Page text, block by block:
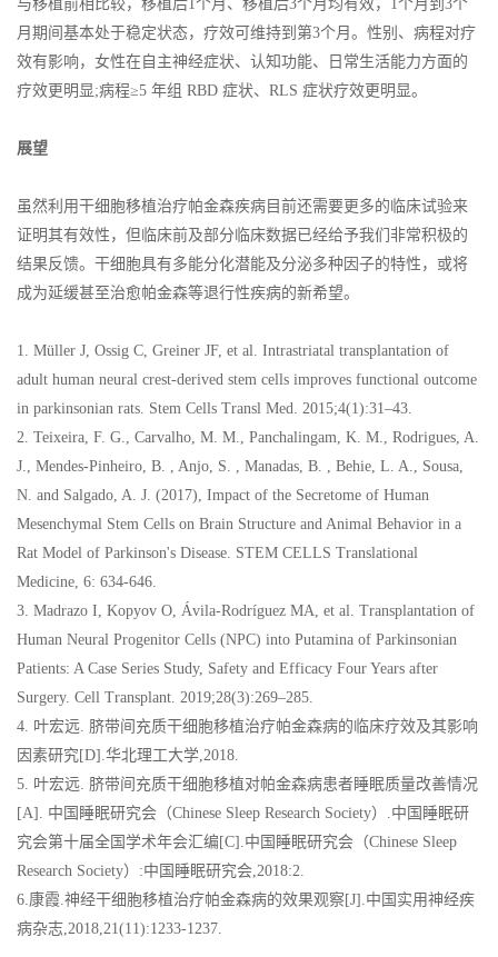
与移植前相比较，移植后1个月、移植后3个月均有效，1个月到3个
月期间基本处于稳定状态，疗效可维持到第3个月。性别、病程对疗
效有影响，女性在自主神经症状、认知功能、日常生活能力方面的
疗效更明显;病程≥5 年组 RBD 症状、RLS 症状疗效更明显。
展望
虽然利用干细胞移植治疗帕金森疾病目前还需要更多的临床试验来
证明其有效性，但临床前及部分临床数据已经给予我们非常积极的
结果反馈。干细胞具有多能分化潜能及分泌多种因子的特性，或将
成为延缓甚至治愈帕金森等退行性疾病的新希望。
1. Müller J, Ossig C, Greiner JF, et al. Intrastriatal transplantation of
adult human neural crest-derived stem cells improves functional outcome
in parkinsonian rats. Stem Cells Transl Med. 2015;4(1):31–43.
2. Teixeira, F. G., Carvalho, M. M., Panchalingam, K. M., Rodrigues, A.
J., Mendes‐Pinheiro, B. , Anjo, S. , Manadas, B. , Behie, L. A., Sousa,
N. and Salgado, A. J. (2017), Impact of the Secretome of Human
Mesenchymal Stem Cells on Brain Structure and Animal Behavior in a
Rat Model of Parkinson's Disease. STEM CELLS Translational
Medicine, 6: 634-646.
3. Madrazo I, Kopyov O, Ávila-Rodríguez MA, et al. Transplantation of
Human Neural Progenitor Cells (NPC) into Putamina of Parkinsonian
Patients: A Case Series Study, Safety and Efficacy Four Years after
Surgery. Cell Transplant. 2019;28(3):269–285.
4. 叶宏远. 脐带间充质干细胞移植治疗帕金森病的临床疗效及其影响
因素研究[D].华北理工大学,2018.
5. 叶宏远. 脐带间充质干细胞移植对帕金森病患者睡眠质量改善情况
[A]. 中国睡眠研究会（Chinese Sleep Research Society）.中国睡眠研
究会第十届全国学术年会汇编[C].中国睡眠研究会（Chinese Sleep
Research Society）:中国睡眠研究会,2018:2.
6.康霞.神经干细胞移植治疗帕金森病的效果观察[J].中国实用神经疾
病杂志,2018,21(11):1233-1237.